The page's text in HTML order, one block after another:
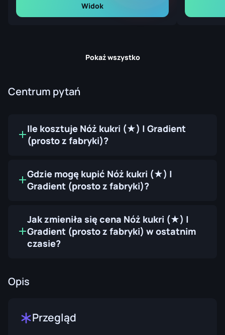
Widok
Pokaż wszystko
Centrum pytań
Ile kosztuje Nóż kukri (★) | Gradient
(prosto z fabryki)?
Gdzie mogę kupić Nóż kukri (★) |
Gradient (prosto z fabryki)?
Jak zmieniła się cena Nóż kukri (★) |
Gradient (prosto z fabryki) w ostatnim
czasie?
Opis
Przegląd